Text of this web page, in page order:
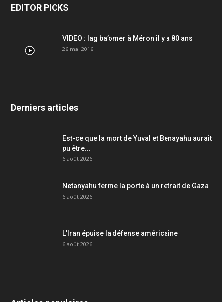
EDITOR PICKS
VIDEO : lag ba’omer à Méron il y a 80 ans
26 mai 2016
Derniers articles
Est-ce que la mort de Yuval et Benayahu aurait
pu être...
6 août 2026
Netanyahu ferme la porte à un retrait de Gaza
6 août 2026
L’Iran épuise la défense américaine
6 août 2026